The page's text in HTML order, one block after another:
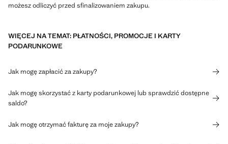
możesz odliczyć przed sfinalizowaniem zakupu.
WIĘCEJ NA TEMAT: PŁATNOŚCI, PROMOCJE I KARTY
PODARUNKOWE
Jak mogę zapłacić za zakupy?
Jak mogę skorzystać z karty podarunkowej lub sprawdzić dostępne
saldo?
Jak mogę otrzymać fakturę za moje zakupy?